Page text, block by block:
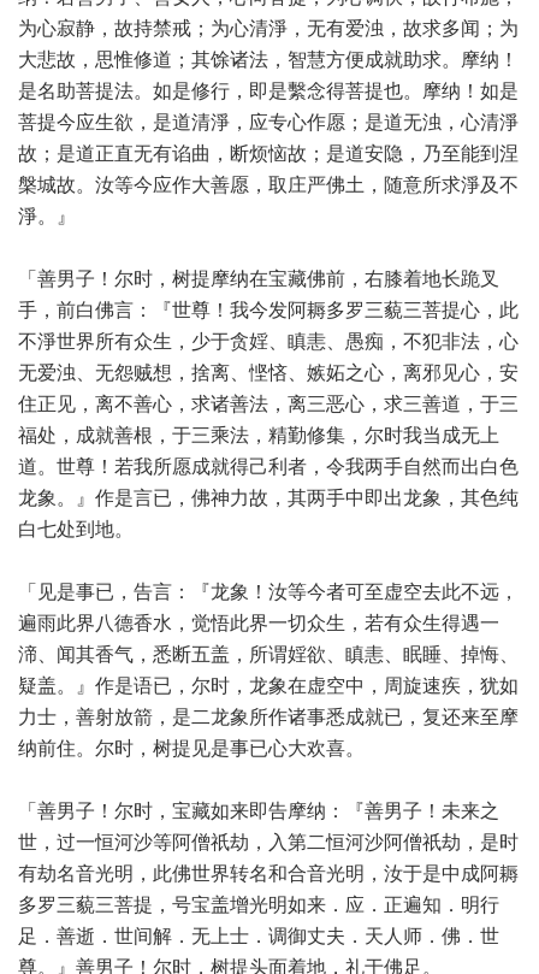
为心寂静，故持禁戒；为心清淨，无有爱浊，故求多闻；为
大悲故，思惟修道；其馀诸法，智慧方便成就助求。摩纳！
是名助菩提法。如是修行，即是繫念得菩提也。摩纳！如是
菩提今应生欲，是道清淨，应专心作愿；是道无浊，心清淨
故；是道正直无有谄曲，断烦恼故；是道安隐，乃至能到涅
槃城故。汝等今应作大善愿，取庄严佛土，随意所求淨及不
淨。』
「善男子！尔时，树提摩纳在宝藏佛前，右膝着地长跪叉
手，前白佛言：『世尊！我今发阿耨多罗三藐三菩提心，此
不淨世界所有众生，少于贪婬、瞋恚、愚痴，不犯非法，心
无爱浊、无怨贼想，捨离、悭悋、嫉妬之心，离邪见心，安
住正见，离不善心，求诸善法，离三恶心，求三善道，于三
福处，成就善根，于三乘法，精勤修集，尔时我当成无上
道。世尊！若我所愿成就得己利者，令我两手自然而出白色
龙象。』作是言已，佛神力故，其两手中即出龙象，其色纯
白七处到地。
「见是事已，告言：『龙象！汝等今者可至虚空去此不远，
遍雨此界八德香水，觉悟此界一切众生，若有众生得遇一
渧、闻其香气，悉断五盖，所谓婬欲、瞋恚、眠睡、掉悔、
疑盖。』作是语已，尔时，龙象在虚空中，周旋速疾，犹如
力士，善射放箭，是二龙象所作诸事悉成就已，复还来至摩
纳前住。尔时，树提见是事已心大欢喜。
「善男子！尔时，宝藏如来即告摩纳：『善男子！未来之
世，过一恒河沙等阿僧祇劫，入第二恒河沙阿僧祇劫，是时
有劫名音光明，此佛世界转名和合音光明，汝于是中成阿耨
多罗三藐三菩提，号宝盖增光明如来．应．正遍知．明行
足．善逝．世间解．无上士．调御丈夫．天人师．佛．世
尊。』善男子！尔时，树提头面着地，礼于佛足。